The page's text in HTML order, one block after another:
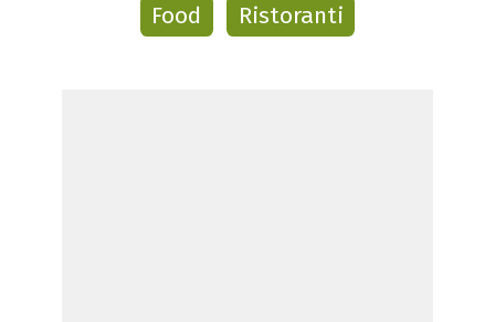
Food Ristoranti